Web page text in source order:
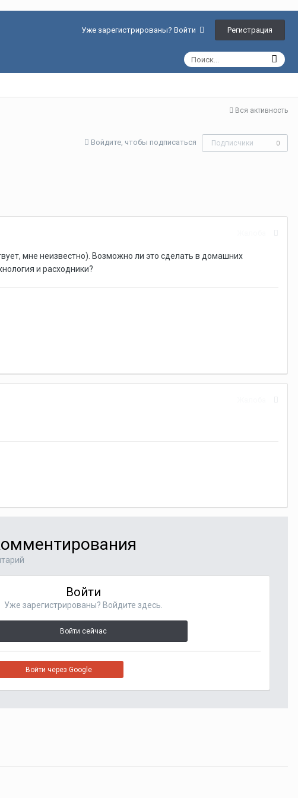
Уже зарегистрированы? Войти Регистрация
Вся активность
Войдите, чтобы подписаться Подписчики 0
мне неизвестно). Возможно ли это сделать в домашних
и расходники?
Войти
Уже зарегистрированы? Войдите здесь.
Войти сейчас
Войти через Google